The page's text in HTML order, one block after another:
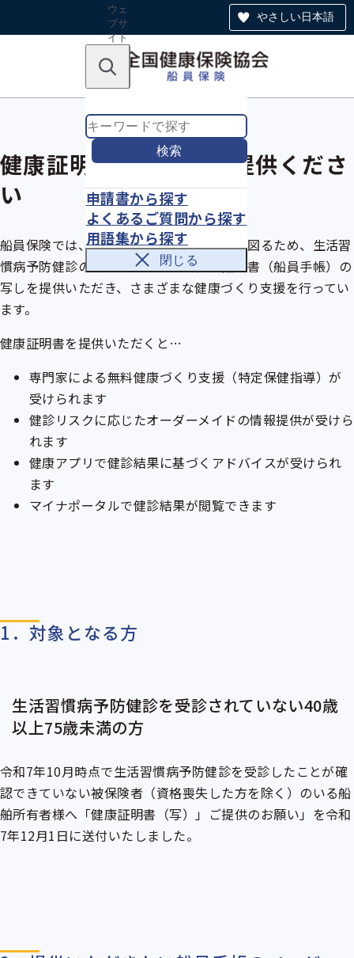
やさしい日本語
ウェ
ブサ
イト
のナ
ン
キーワードで探す
検索
申請書から探す
よくあるご質問から探す
用語集から探す
閉じる
健康証明書の写しをご提供くださ
い
船員保険では、船員の皆さまの健康増進を図るため、 生活習
慣病予防健診の受診がない方から健康証明書 （船員手帳）の
写しを提供いただき、さまざまな健康づくり支援を行ってい
ます。
健康証明書を提供いただくと…
専門家による無料健康づくり支援（特定保健指導）が
受けられます
健診リスクに応じたオーダーメイドの情報提供が受けら
れます
健康アプリで健診結果に基づくアドバイスが受けられ
ます
マイナポータルで健診結果が閲覧できます
1．対象となる方
生活習慣病予防健診を受診されていない40歳
以上75歳未満の方
令和7年10月時点で生活習慣病予防健診を受診したことが確
認できていない被保険者 （資格喪失した方を除く）のいる船
舶所有者様へ「健康証明書（写）」ご提供のお願い」を令和
7年12月1日に送付いたしました。